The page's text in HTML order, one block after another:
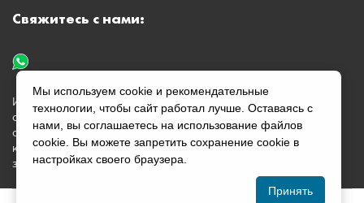
Свяжитесь с нами:
Информация, размещенная на сайте velsaa.ru, является
ознакомительной и не является публичной офертой,
определяемой положениями Статьи 437 Гражданского
кодекса Российской Федерации. Перед оплатой согласуйте
заказ с менеджером.
Мы используем cookie и рекомендательные
технологии, чтобы сайт работал лучше. Оставаясь с
нами, вы соглашаетесь на использование файлов
cookie. Вы можете запретить сохранение cookie в
настройках своего браузера.
Принять